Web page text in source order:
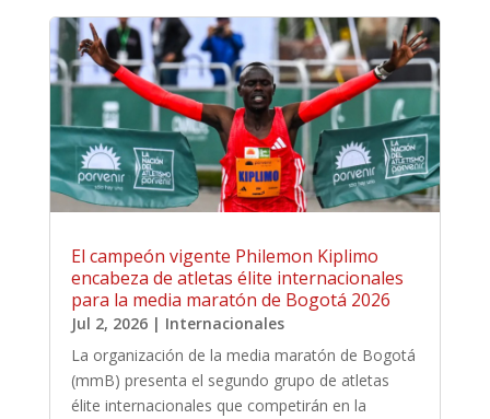
El campeón vigente Philemon Kiplimo
encabeza de atletas élite internacionales
para la media maratón de Bogotá 2026
Jul 2, 2026| Internacionales
La organización de la media maratón de Bogotá
(mmB) presenta el segundo grupo de atletas
élite internacionales que competirán en la